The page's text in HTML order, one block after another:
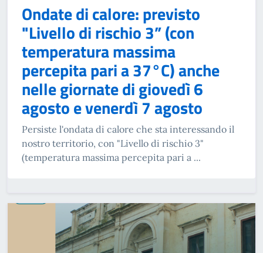
Ondate di calore: previsto
"Livello di rischio 3” (con
temperatura massima
percepita pari a 37°C) anche
nelle giornate di giovedì 6
agosto e venerdì 7 agosto
Persiste l'ondata di calore che sta interessando il
nostro territorio, con "Livello di rischio 3"
(temperatura massima percepita pari a ...